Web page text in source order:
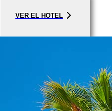
VER EL HOTEL